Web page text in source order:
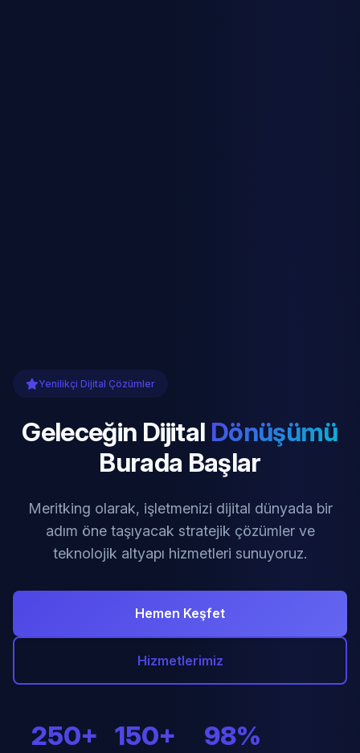
Yenilikçi Dijital Çözümler
Geleceğin Dijital Dönüşümü
Burada Başlar
Meritking olarak, işletmenizi dijital dünyada bir
adım öne taşıyacak stratejik çözümler ve
teknolojik altyapı hizmetleri sunuyoruz.
Hemen Keşfet
Hizmetlerimiz
250+ 150+ 98%